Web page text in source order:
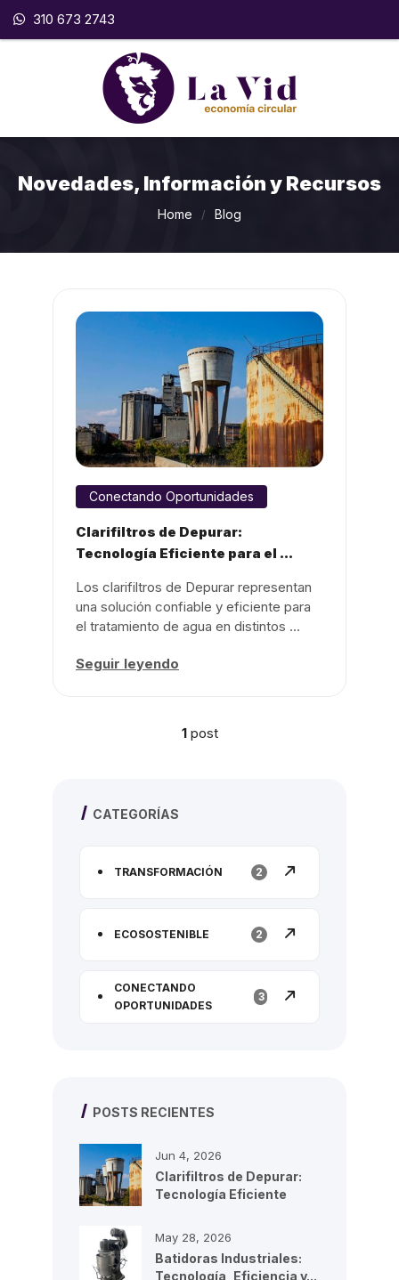
310 673 2743
Novedades, Información y Recursos
Home / Blog
Conectando Oportunidades
Clarifiltros de Depurar:
Tecnología Eficiente para el ...
Los clarifiltros de Depurar representan
una solución confiable y eficiente para
el tratamiento de agua en distintos ...
Seguir leyendo
1post
CATEGORÍAS
TRANSFORMACIÓN 2
ECOSOSTENIBLE 2
CONECTANDO
OPORTUNIDADES
3
POSTS RECIENTES
Jun 4, 2026
Clarifiltros de Depurar:
Tecnología Eficiente
May 28, 2026
Batidoras Industriales:
Tecnología, Eficiencia y...